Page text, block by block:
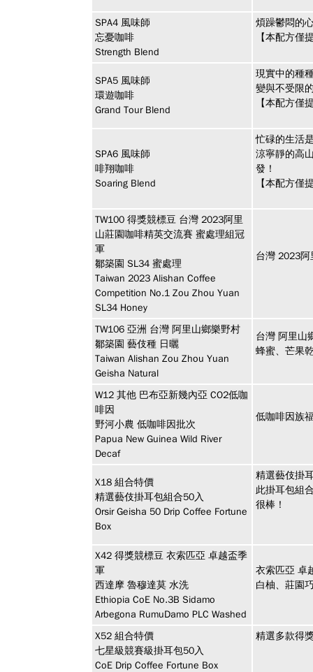
SPA4 風味師
忘憂咖啡
Strength Blend
煩躁鬱悶的
【本配方僅
SPA5 風味師
環遊咖啡
Grand Tour Blend
現實中的種
變與不受限
【本配方僅
SPA6 風味師
啡翔咖啡
Soaring Blend
忙碌的生活
涼寧靜的高
發！
【本配方僅
TW100 得獎競標豆 台灣 2023阿里
山莊園咖啡精英交流賽 蜜處理組冠
軍
鄒築園 SL34 蜜處理
Taiwan 2023 Alishan Coffee
Competition No.1 Zou Zhou Yuan
SL34 Honey
台灣 2023
TW106 亞洲 台灣 阿里山鄉樂野村
鄒築園 藝伎種 日曬
Taiwan Alishan Zou Zhou Yuan
Geisha Natural
台灣 阿里山
蜂蜜、芒果
W12 其他 巴布亞新幾內亞 CO2低咖
啡因
野河小農 低咖啡因批次
Papua New Guinea Wild River
Decaf
低咖啡因族
X18 組合特價
精選藝伎掛耳包組合50入
Orsir Geisha 50 Drip Coffee Fortune
Box
精選藝伎掛
此掛耳包組
很棒！
X42 得獎競標豆 衣索匹亞 卓越盃季
軍
西達摩 魯穆達莫 水洗
Ethiopia CoE No.3B Sidamo
Arbegona RumuDamo PLC Washed
衣索匹亞 卓
白柚、莊園
X52 組合特價
七星級競賽級掛耳包50入
CoE Drip Coffee Fortune Box
精選多款得